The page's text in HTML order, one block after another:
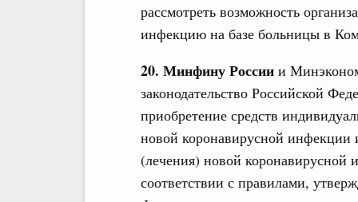
рассмотреть возможность
инфекцию на базе больницы в
20. Минфину России и
законодательство Российской
приобретение средств
новой коронавирусной инфекции
(лечения) новой коронавирусной
соответствии с правилами,